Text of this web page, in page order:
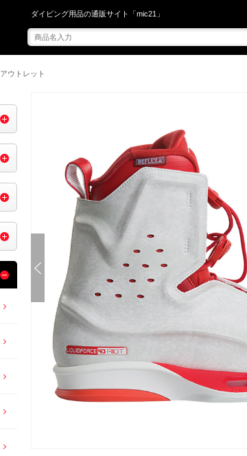
mic21で[ Liquid Force ] リキッドフォース 2018年モデル 4D
ダイビング用品の通販サイト「mic21」
アウトレット